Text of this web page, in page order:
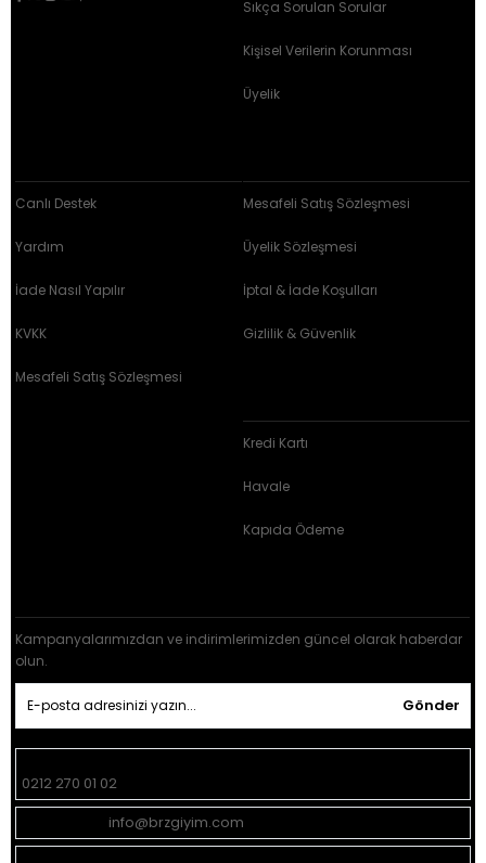
Sıkça Sorulan Sorular
Kişisel Verilerin Korunması
Üyelik
Canlı Destek
Yardım
İade Nasıl Yapılır
KVKK
Mesafeli Satış Sözleşmesi
Mesafeli Satış Sözleşmesi
Üyelik Sözleşmesi
İptal & İade Koşulları
Gizlilik & Güvenlik
Kredi Kartı
Havale
Kapıda Ödeme
Kampanyalarımızdan ve indirimlerimizden güncel olarak haberdar
olun.
Gönder
0212 270 01 02
info@brzgiyim.com